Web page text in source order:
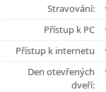
Stravování:
Přístup k PC
Přístup k internetu
Den otevřených
dveří: